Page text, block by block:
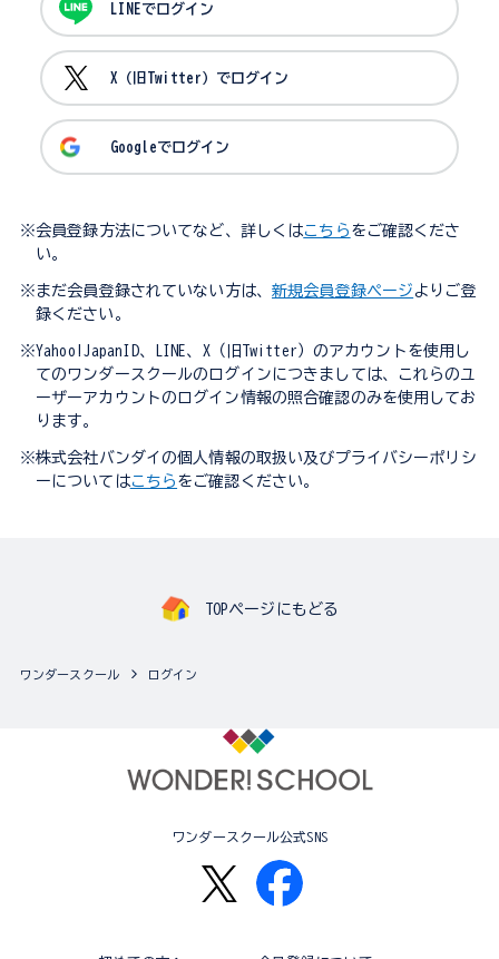
LINEでログイン
X（旧Twitter）でログイン
Googleでログイン
※会員登録方法についてなど、詳しくはこちら をご確認くださ
い。
※まだ会員登録されていない方は、 新規会員登録ページ よりご登
録ください。
※Yahoo!JapanID、LINE、X（旧Twitter）のアカウントを使用し
てのワンダースクールのログインにつきましては、これらのユ
ーザーアカウントのログイン情報の照合確認のみを使用してお
ります。
※株式会社バンダイの個人情報の取扱い及びプライバシーポリシ
ーについてはこちら をご確認ください。
TOPページにもどる
ワンダースクール ログイン
ワンダースクール公式SNS